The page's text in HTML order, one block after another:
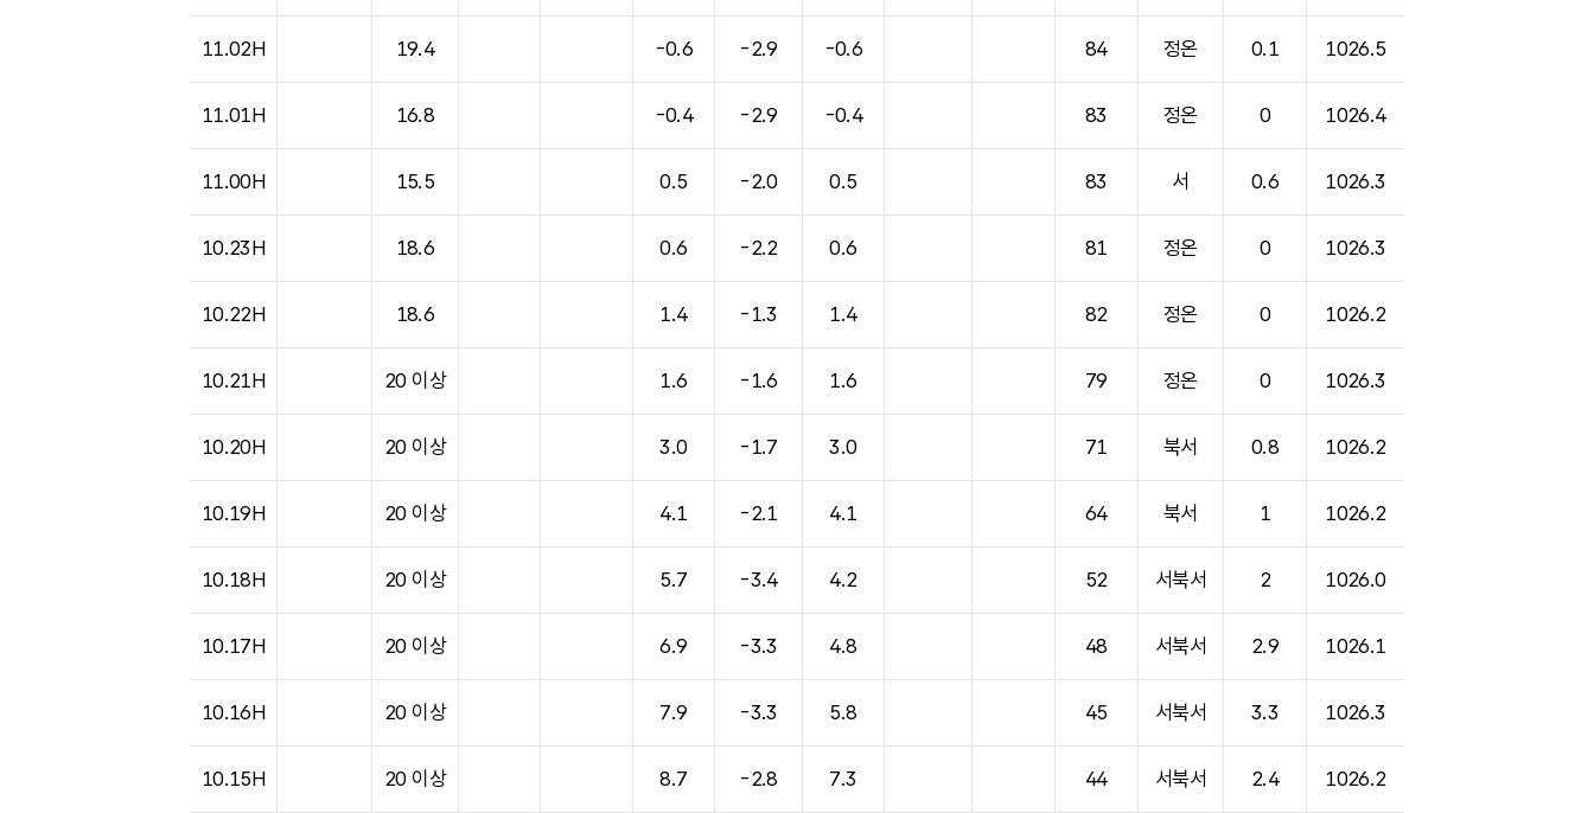
11.02H 19.4 -0.6 -2.9 -0.6 84 정온 0.1 1026.5
11.01H 16.8 -0.4 -2.9 -0.4 83 정온 0 1026.4
11.00H 15.5 0.5 -2.0 0.5 83 서 0.6 1026.3
10.23H 18.6 0.6 -2.2 0.6 81 정온 0 1026.3
10.22H 18.6 1.4 -1.3 1.4 82 정온 0 1026.2
10.21H 20 이상 1.6 -1.6 1.6 79 정온 0 1026.3
10.20H 20 이상 3.0 -1.7 3.0 71 북서 0.8 1026.2
10.19H 20 이상 4.1 -2.1 4.1 64 북서 1 1026.2
10.18H 20 이상 5.7 -3.4 4.2 52 서북서 2 1026.0
10.17H 20 이상 6.9 -3.3 4.8 48 서북서 2.9 1026.1
10.16H 20 이상 7.9 -3.3 5.8 45 서북서 3.3 1026.3
10.15H 20 이상 8.7 -2.8 7.3 44 서북서 2.4 1026.2